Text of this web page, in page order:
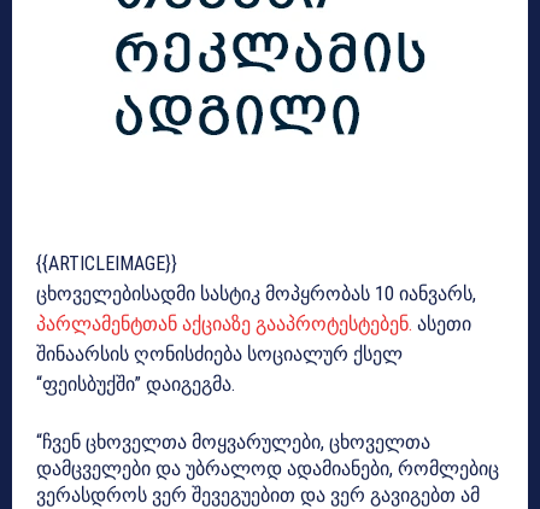
{{ARTICLEIMAGE}}
ცხოველებისადმი სასტიკ მოპყრობას 10 იანვარს,
პარლამენტთან აქციაზე გააპროტესტებენ. ასეთი
შინაარსის ღონისძიება სოციალურ ქსელ
“ფეისბუქში” დაიგეგმა.
“ჩვენ ცხოველთა მოყვარულები, ცხოველთა
დამცველები და უბრალოდ ადამიანები, რომლებიც
ვერასდროს ვერ შევეგუებით და ვერ გავიგებთ ამ